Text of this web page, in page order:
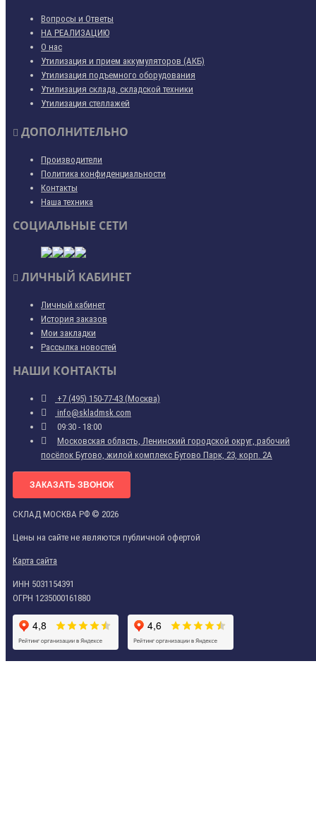
Вопросы и Ответы
НА РЕАЛИЗАЦИЮ
О нас
Утилизация и прием аккумуляторов (АКБ)
Утилизация подъемного оборудования
Утилизация склада, складской техники
Утилизация стеллажей
ДОПОЛНИТЕЛЬНО
Производители
Политика конфиденциальности
Контакты
Наша техника
СОЦИАЛЬНЫЕ СЕТИ
ЛИЧНЫЙ КАБИНЕТ
Личный кабинет
История заказов
Мои закладки
Рассылка новостей
НАШИ КОНТАКТЫ
+7 (495) 150-77-43 (Москва)
info@skladmsk.com
09:30 - 18:00
Московская область, Ленинский городской округ, рабочий
посёлок Бутово, жилой комплекс Бутово Парк, 23, корп. 2А
ЗАКАЗАТЬ ЗВОНОК
СКЛАД МОСКВА РФ © 2026
Цены на сайте не являются публичной офертой
Карта сайта
ИНН 5031154391
ОГРН 1235000161880